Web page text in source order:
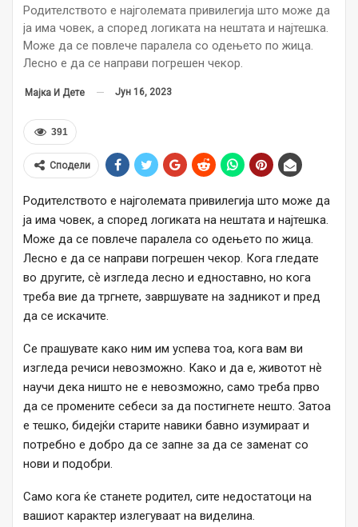
Родителството е најголемата привилегија што може да
ја има човек, а според логиката на нештата и најтешка.
Може да се повлече паралела со одењето по жица.
Лесно е да се направи погрешен чекор.
Мајка И Дете Јун 16, 2023
391
Сподели
Родителството е најголемата привилегија што може да
ја има човек, а според логиката на нештата и најтешка.
Може да се повлече паралела со одењето по жица.
Лесно е да се направи погрешен чекор. Кога гледате
во другите, сѐ изгледа лесно и едноставно, но кога
треба вие да тргнете, завршувате на задникот и пред
да се искачите.
Се прашувате како ним им успева тоа, кога вам ви
изгледа речиси невозможно. Како и да е, животот нѐ
научи дека ништо не е невозможно, само треба прво
да се промените себеси за да постигнете нешто. Затоа
е тешко, бидејќи старите навики бавно изумираат и
потребно е добро да се запне за да се заменат со
нови и подобри.
Само кога ќе станете родител, сите недостатоци на
вашиот карактер излегуваат на виделина.